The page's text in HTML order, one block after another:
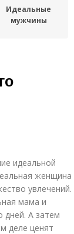
Идеальные
мужчины
идеальной
женщина
увлечений.
мама и
А затем
деле ценят